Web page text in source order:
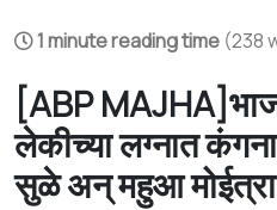
1 minute reading time (238
[ABP
लेकीच्या लग्नात
सुळे अन् महुआ